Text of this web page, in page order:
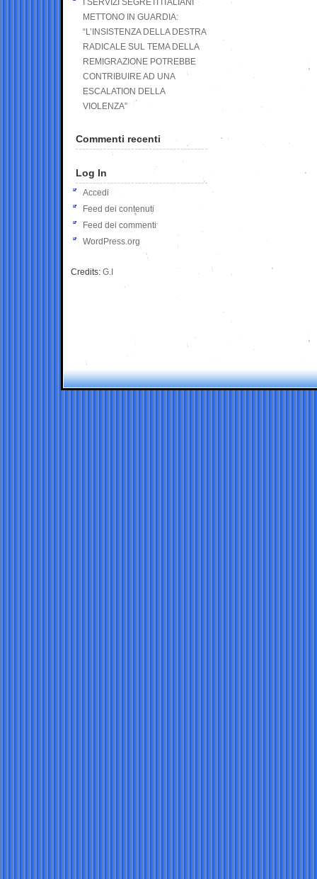
I SERVIZI SEGRETI ITALIANI
METTONO IN GUARDIA:
“L’INSISTENZA DELLA DESTRA
RADICALE SUL TEMA DELLA
REMIGRAZIONE POTREBBE
CONTRIBUIRE AD UNA
ESCALATION DELLA
VIOLENZA”
Commenti recenti
Log In
Accedi
Feed dei contenuti
Feed dei commenti
WordPress.org
Credits: G.I